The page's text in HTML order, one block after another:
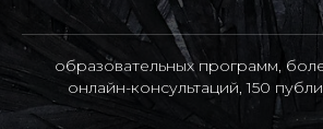
образовательных программ,
онлайн-консультаций, 150